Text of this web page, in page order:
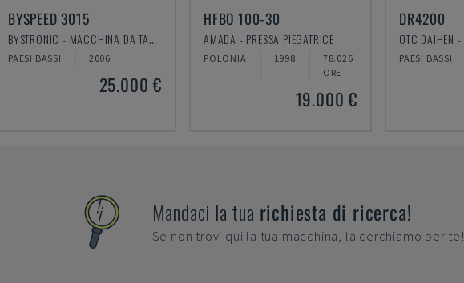
BYSPEED 3015
BYSTRONIC - MACCHINA DA TAGLIO LASER CO2
PAESI BASSI 2006
25.000 €
HFBO 100-30
AMADA - PRESSA PIEGATRICE
POLONIA 1998
78.026
ORE
19.000 €
DR4200
PAESI BASSI
Mandaci la tua richiesta di ricerca!
Se non trovi qui la tua macchina, la cerchiamo per te!